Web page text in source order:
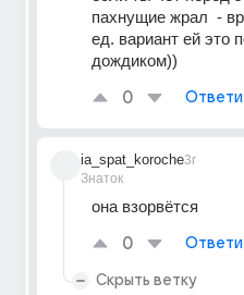
пахнущие жрал  -
ед. вариант ей это
дождиком))
0
ia_spat_koroche
Знаток
3г
она взорвётся
0
Скрыть ветку